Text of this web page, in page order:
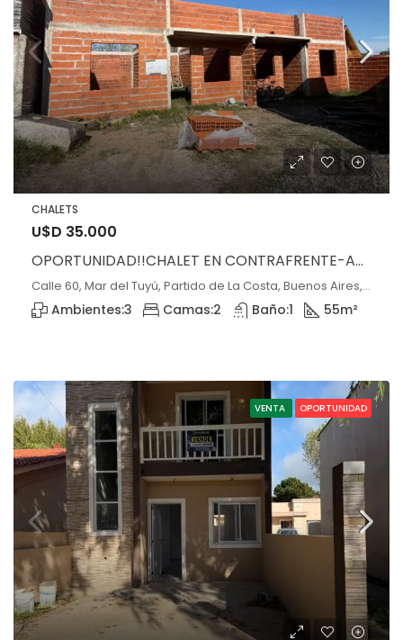
CHALETS
U$D 35.000
OPORTUNIDAD!!CHALET EN CONTRAFRENTE-ANTICIPO Y CUOTAS
Calle 60, Mar del Tuyú, Partido de La Costa, Buenos Aires, 7108, Argentina, Mar del Tuyú, Buenos Aires
Ambientes:3 Camas:2 Baño:1 55m²
VENTA OPORTUNIDAD